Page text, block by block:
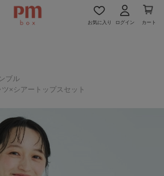
お気に入り ログイン カート
ブル
ツ×シアートップスセット